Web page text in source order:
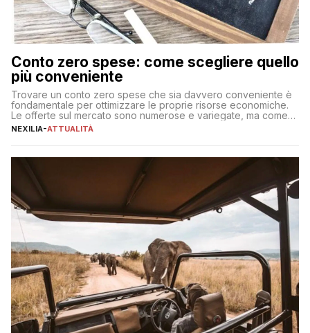
Conto zero spese: come scegliere quello
più conveniente
Trovare un conto zero spese che sia davvero conveniente è
fondamentale per ottimizzare le proprie risorse economiche.
Le offerte sul mercato sono numerose e variegate, ma come
individuare quella più adatta alle proprie esigenze senza
sul […]
NEXILIA-ATTUALITÀ